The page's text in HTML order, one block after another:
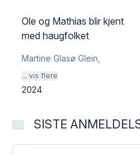
Ole og Mathias blir kjent
med haugfolket
Martine Glasø Glein
... vis flere
2024
SISTE